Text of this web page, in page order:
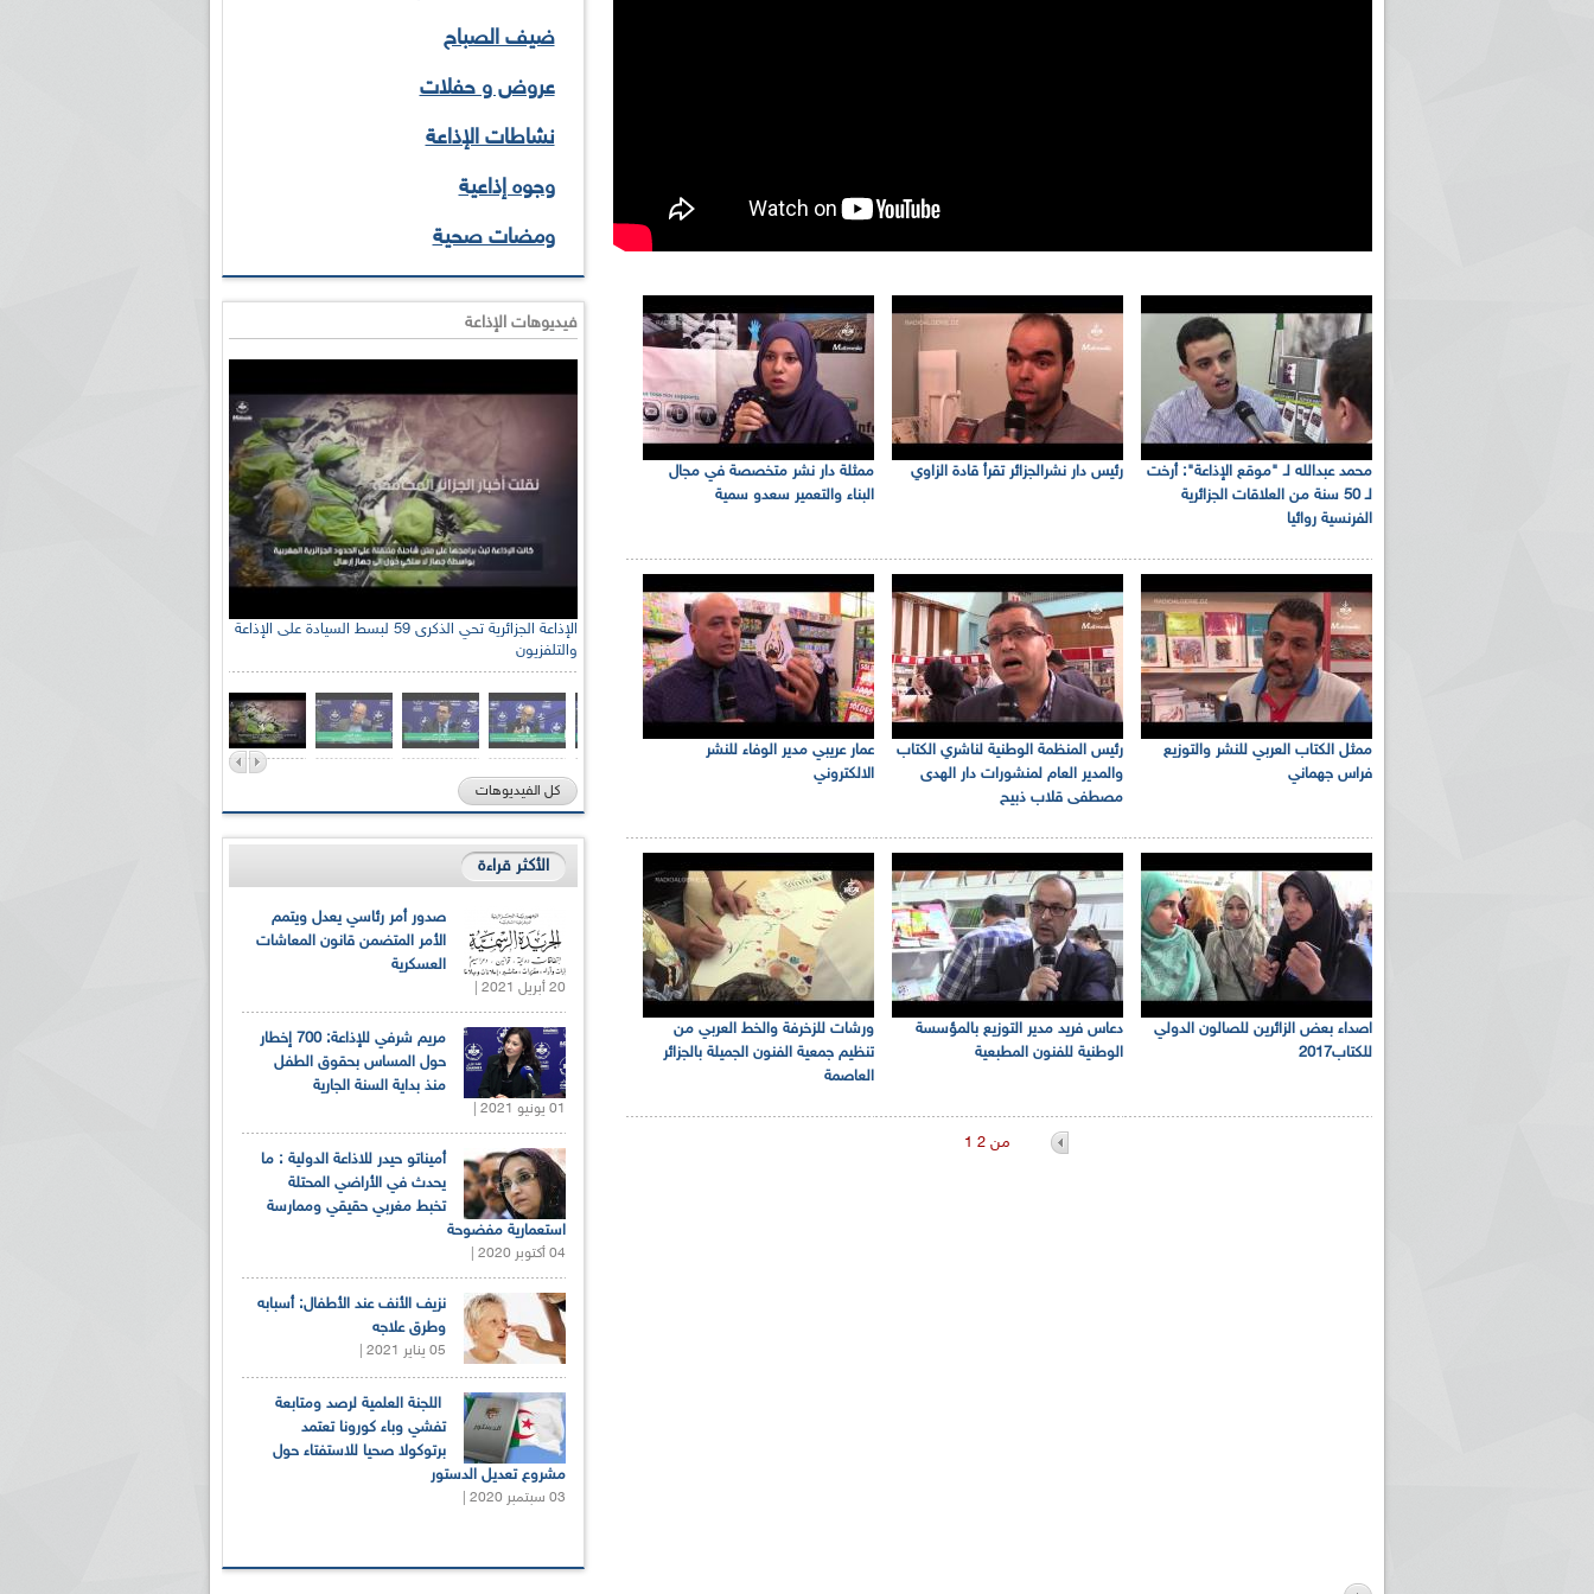
محمد عبدالله لـ "موقع الإذاعة": أرخت
لـ 50 سنة من العلاقات الجزائرية
الفرنسية روائيا
رئيس دار نشرالجزائر تقرأ قادة الزاوي
ممثلة دار نشر متخصصة في مجال
البناء والتعمير سعدو سمية
ممثل الكتاب العربي للنشر والتوزيع
فراس جهماني
رئيس المنظمة الوطنية لناشري الكتاب
والمدير العام لمنشورات دار الهدى
مصطفى قلاب ذبيح
عمار عريبي مدير الوفاء للنشر
الالكتروني
اصداء بعض الزائرين للصالون الدولي
للكتاب2017
دعاس فريد مدير التوزيع بالمؤسسة
الوطنية للفنون المطبعية
ورشات للزخرفة والخط العربي من
تنظيم جمعية الفنون الجميلة بالجزائر
العاصمة
1 من 2
ضيف الصباح
عروض و حفلات
نشاطات الإذاعة
وجوه إذاعية
ومضات صحية
فيديوهات الإذاعة
الإذاعة الجزائرية تحي الذكرى 59 لبسط السيادة على الإذاعة
والتلفزيون
كل الفيديوهات
الأكثر قراءة
صدور أمر رئاسي يعدل ويتمم
الأمر المتضمن قانون المعاشات
العسكرية
20 أبريل 2021 |
مريم شرفي للإذاعة: 700 إخطار
حول المساس بحقوق الطفل
منذ بداية السنة الجارية
01 يونيو 2021 |
أميناتو حيدر للاذاعة الدولية : ما
يحدث في الأراضي المحتلة
تخبط مغربي حقيقي وممارسة
استعمارية مفضوحة
04 أكتوبر 2020 |
نزيف الأنف عند الأطفال: أسبابه
وطرق علاجه
05 يناير 2021 |
اللجنة العلمية لرصد ومتابعة
تفشي وباء كورونا تعتمد
برتوكولا صحيا للاستفتاء حول
مشروع تعديل الدستور
03 سبتمبر 2020 |